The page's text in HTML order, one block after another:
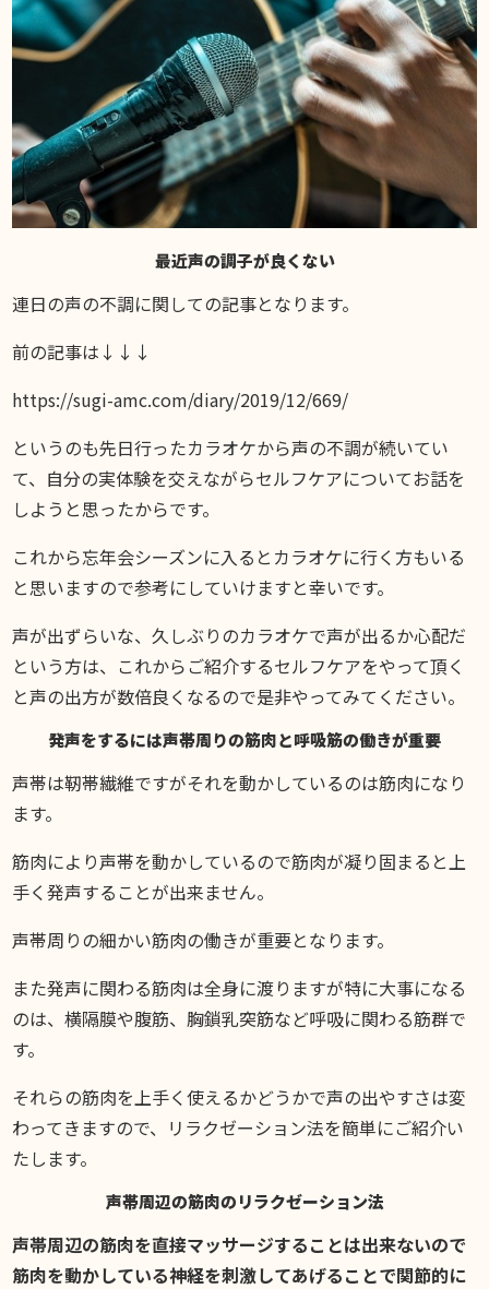
最近声の調子が良くない
連日の声の不調に関しての記事となります。
前の記事は↓↓↓
https://sugi-amc.com/diary/2019/12/669/
というのも先日行ったカラオケから声の不調が続いてい
て、自分の実体験を交えながらセルフケアについてお話を
しようと思ったからです。
これから忘年会シーズンに入るとカラオケに行く方もいる
と思いますので参考にしていけますと幸いです。
声が出ずらいな、久しぶりのカラオケで声が出るか心配だ
という方は、これからご紹介するセルフケアをやって頂く
と声の出方が数倍良くなるので是非やってみてください。
発声をするには声帯周りの筋肉と呼吸筋の働きが重要
声帯は靭帯繊維ですがそれを動かしているのは筋肉になり
ます。
筋肉により声帯を動かしているので筋肉が凝り固まると上
手く発声することが出来ません。
声帯周りの細かい筋肉の働きが重要となります。
また発声に関わる筋肉は全身に渡りますが特に大事になる
のは、横隔膜や腹筋、胸鎖乳突筋など呼吸に関わる筋群で
す。
それらの筋肉を上手く使えるかどうかで声の出やすさは変
わってきますので、リラクゼーション法を簡単にご紹介い
たします。
声帯周辺の筋肉のリラクゼーション法
声帯周辺の筋肉を直接マッサージすることは出来ないので
筋肉を動かしている神経を刺激してあげることで関節的に